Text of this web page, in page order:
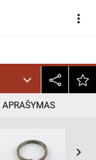
more_vert
APRAŠYMAS
keyboard_arrow_right